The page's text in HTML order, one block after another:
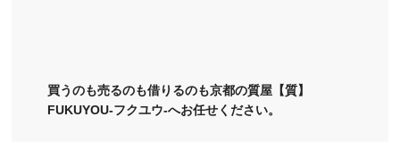
買うのも売るのも借りるのも京都の質屋【質】
FUKUYOU-フクユウ-へお任せください。